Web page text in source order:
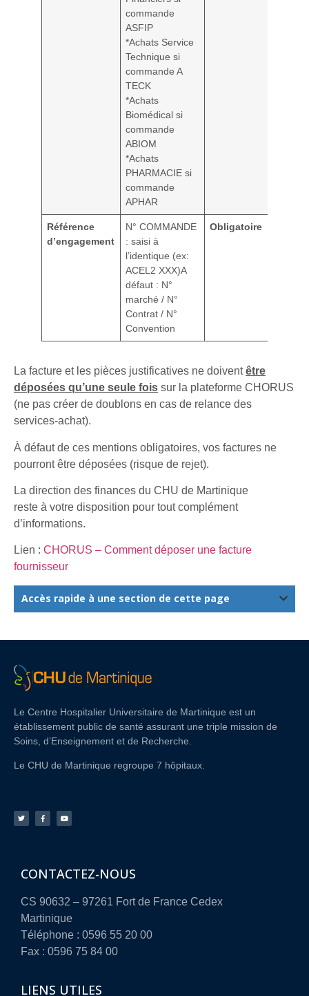
commande
ASFIP
*Achats Service
Technique si
commande A
TECK
*Achats
Biomédical si
commande
ABIOM
*Achats
PHARMACIE si
commande
APHAR
Référence
d’engagement
N° COMMANDE
: saisi à
l’identique (ex:
ACEL2 XXX)A
défaut : N°
marché / N°
Contrat / N°
Convention
Obligatoire
La facture et les pièces justificatives ne doiventêtre
déposées qu’une seule fois sur la plateforme CHORUS
(ne pas créer de doublons en cas de relance des
services-achat).
À défaut de ces mentions obligatoires, vos factures ne
pourront être déposées (risque de rejet).
La direction des finances du CHU de Martinique
reste à votre disposition pour tout complément
d’informations.
Lien : CHORUS – Comment déposer une facture
fournisseur
Accès rapide à une section de cette page
Le Centre Hospitalier Universitaire de Martinique est un
établissement public de santé assurant une triple mission de
Soins, d’Enseignement et de Recherche.
Le CHU de Martinique regroupe 7 hôpitaux.
CONTACTEZ-NOUS
CS 90632 – 97261 Fort de France Cedex
Martinique
Téléphone : 0596 55 20 00
Fax : 0596 75 84 00
LIENS UTILES